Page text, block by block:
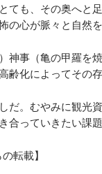
ても、その奥へと
心が脈々と自然
事（亀の甲羅を
化によってその
。むやみに観光
っていきたい課題
転載】